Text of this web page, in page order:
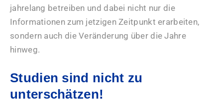
jahrelang betreiben und dabei nicht nur die
Informationen zum jetzigen Zeitpunkt erarbeiten,
sondern auch die Veränderung über die Jahre
hinweg.
Studien sind nicht zu
unterschätzen!